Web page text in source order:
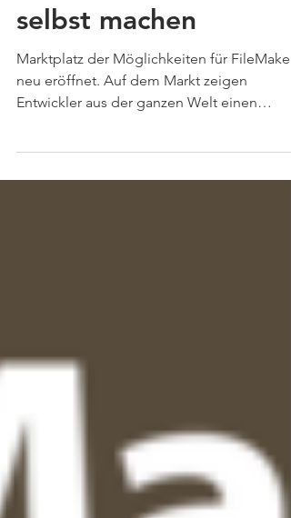
Nicht alles muss man
selbst machen
Marktplatz der Möglichkeiten für FileMaker
neu eröffnet. Auf dem Markt zeigen
Ausschnitt ihrer Produkte